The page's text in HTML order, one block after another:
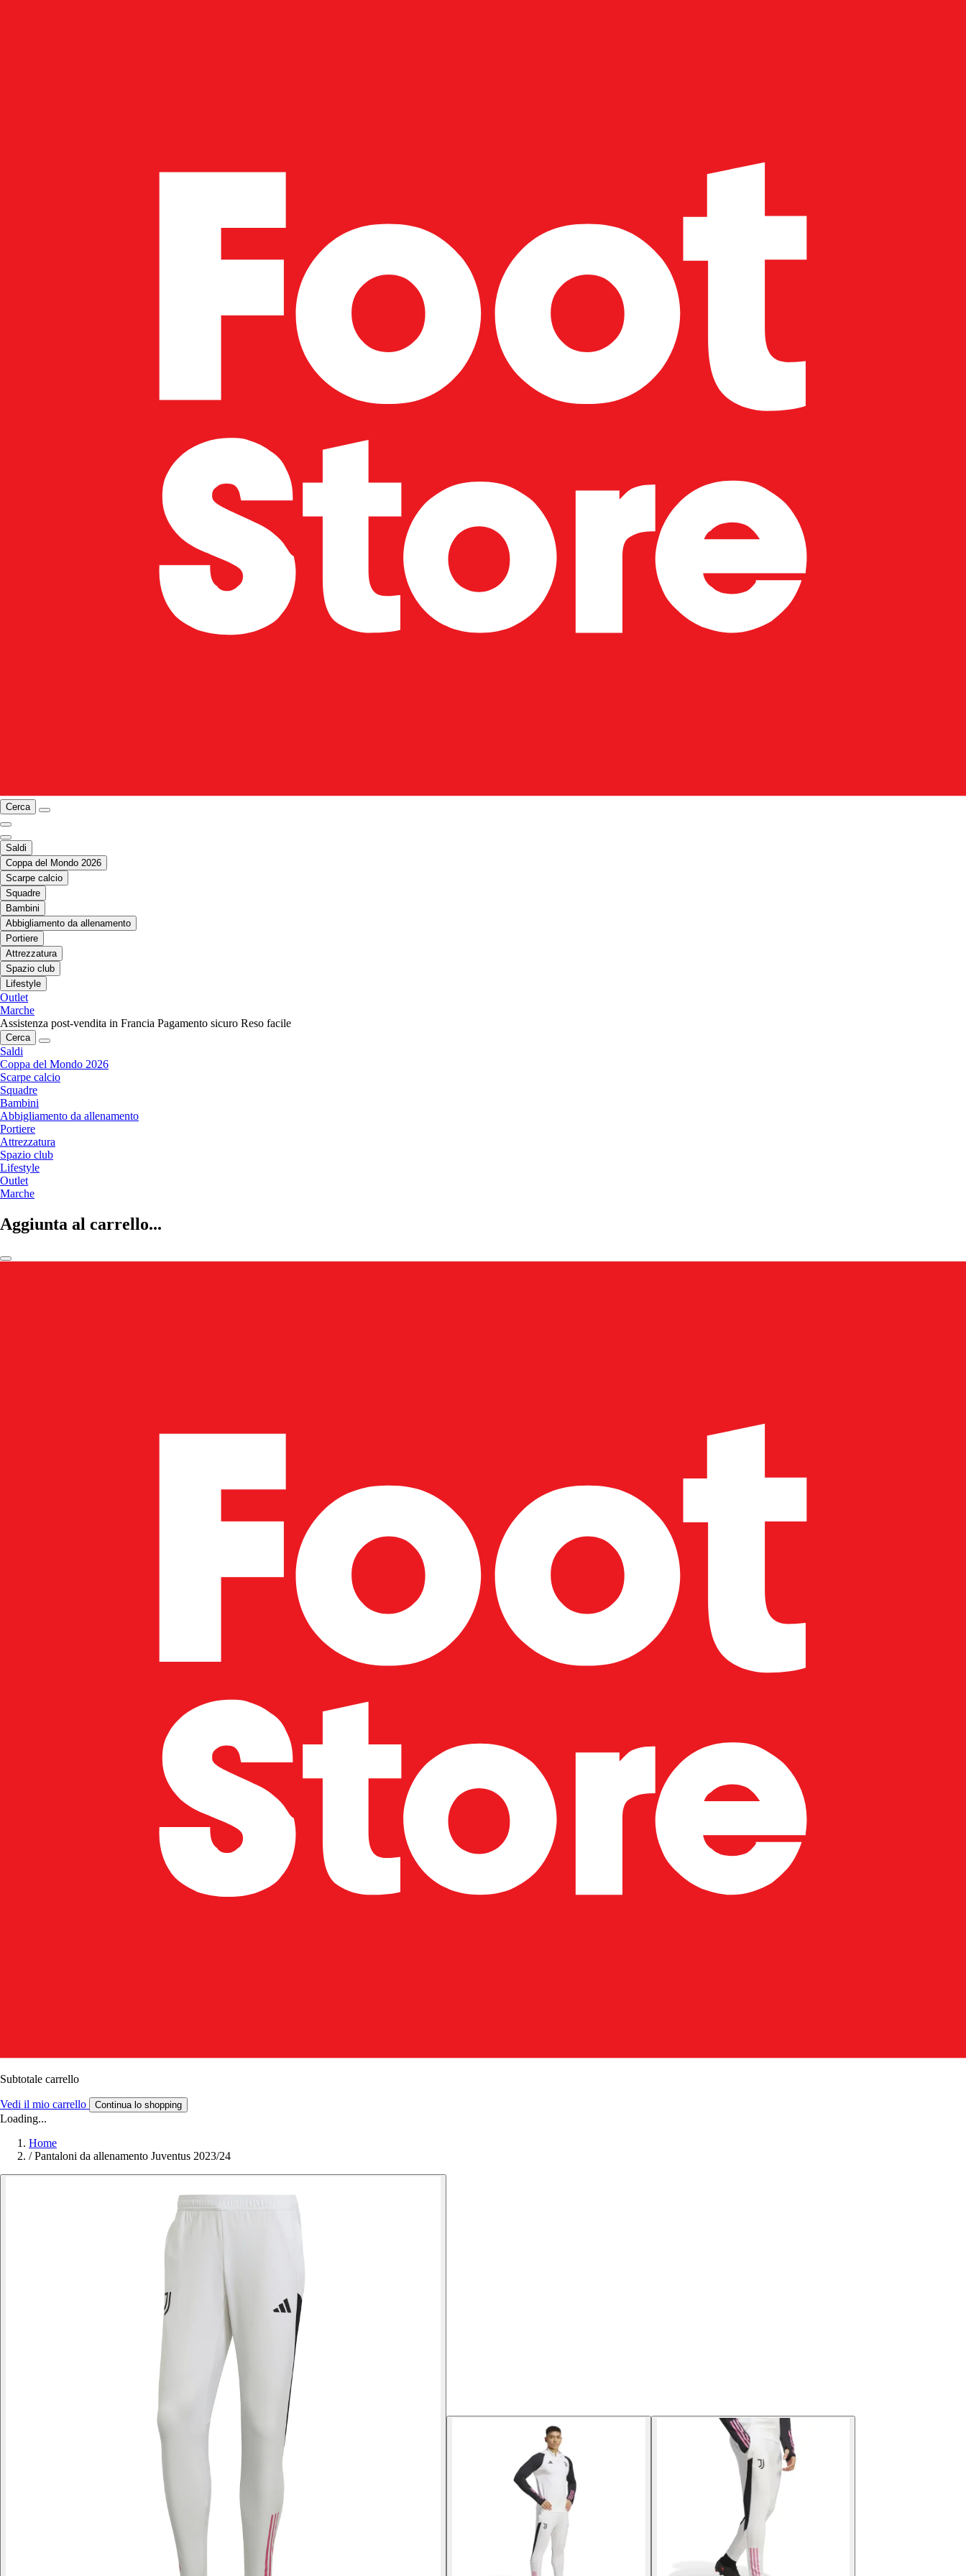
Cerca
Saldi
Coppa del Mondo 2026
Scarpe calcio
Squadre
Bambini
Abbigliamento da allenamento
Portiere
Attrezzatura
Spazio club
Lifestyle
Outlet
Marche
Assistenza post-vendita in Francia Pagamento sicuro Reso facile
Cerca
Saldi
Coppa del Mondo 2026
Scarpe calcio
Squadre
Bambini
Abbigliamento da allenamento
Portiere
Attrezzatura
Spazio club
Lifestyle
Outlet
Marche
Aggiunta al carrello...
Subtotale carrello
Vedi il mio carrello Continua lo shopping
Loading...
Home
/ Pantaloni da allenamento Juventus 2023/24